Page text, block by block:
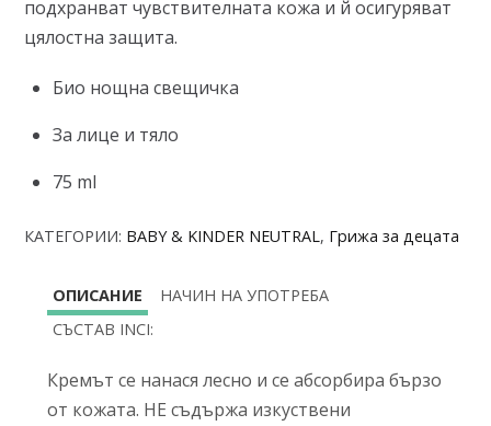
подхранват чувствителната кожа и й осигуряват
цялостна защита.
Био нощна свещичка
За лице и тяло
75 ml
КАТЕГОРИИ: BABY & KINDER NEUTRAL, Грижа за децата
ОПИСАНИЕ
НАЧИН НА УПОТРЕБА
СЪСТАВ INCI:
Кремът се нанася лесно и се абсорбира бързо
от кожата. НЕ съдържа изкуствени